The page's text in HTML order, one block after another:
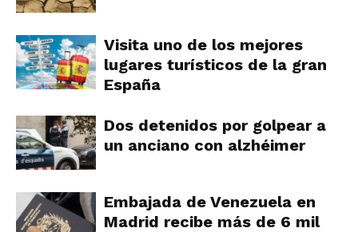
Visita uno de los mejores
lugares turísticos de la gran
España
Dos detenidos por golpear a
un anciano con alzhéimer
Embajada de Venezuela en
Madrid recibe más de 6 mil